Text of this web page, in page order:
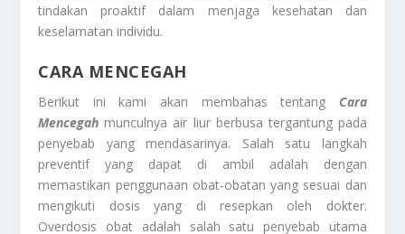
tindakan proaktif dalam menjaga kesehatan dan
keselamatan individu.
CARA MENCEGAH
Berikut ini kami akan membahas tentang Cara
Mencegah munculnya air liur berbusa tergantung pada
penyebab yang mendasarinya. Salah satu langkah
preventif yang dapat di ambil adalah dengan
memastikan penggunaan obat-obatan yang sesuai dan
mengikuti dosis yang di resepkan oleh dokter.
Overdosis obat adalah salah satu penyebab utama